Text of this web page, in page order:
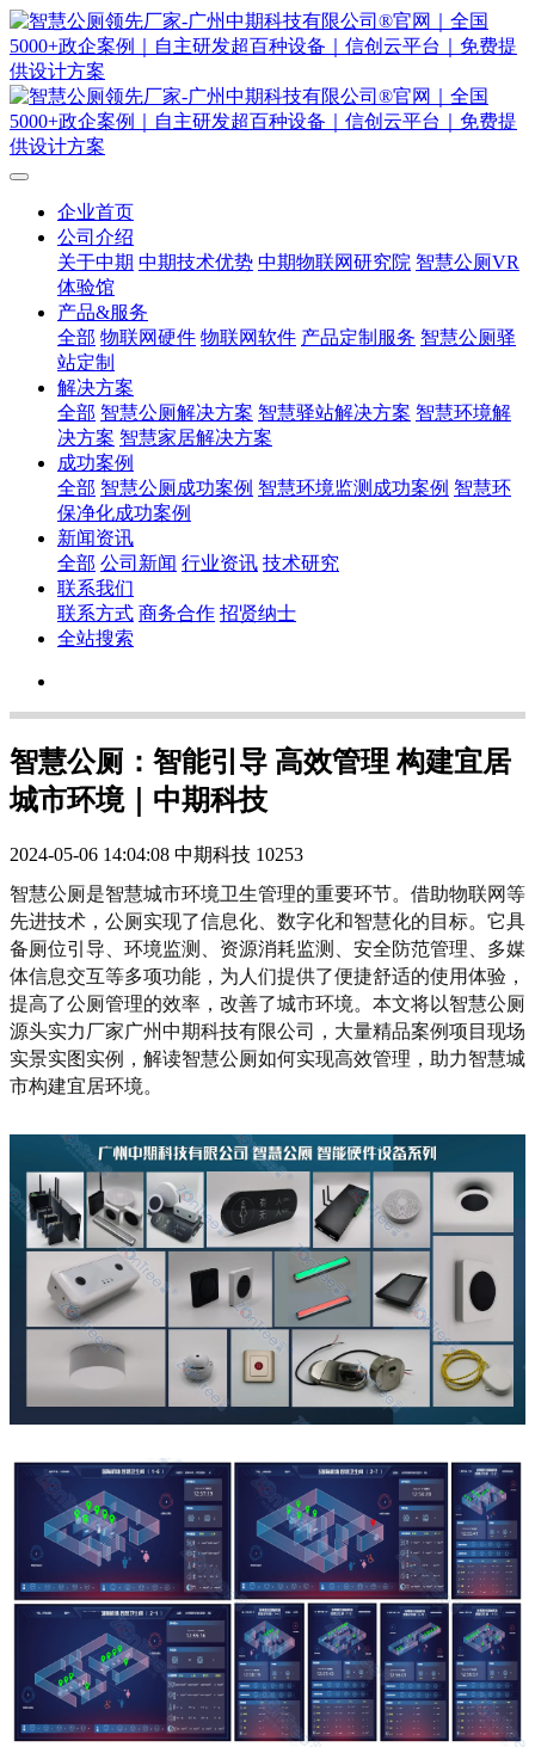
企业首页
公司介绍
关于中期 中期技术优势 中期物联网研究院 智慧公厕VR
体验馆
产品&服务
全部 物联网硬件 物联网软件 产品定制服务 智慧公厕驿
站定制
解决方案
全部 智慧公厕解决方案 智慧驿站解决方案 智慧环境解
决方案 智慧家居解决方案
成功案例
全部 智慧公厕成功案例 智慧环境监测成功案例 智慧环
保净化成功案例
新闻资讯
全部 公司新闻 行业资讯 技术研究
联系我们
联系方式 商务合作 招贤纳士
全站搜索
智慧公厕：智能引导 高效管理 构建宜居
城市环境｜中期科技
2024-05-06 14:04:08 中期科技 10253
智慧公厕是智慧城市环境卫生管理的重要环节。借助物联网等
先进技术，公厕实现了信息化、数字化和智慧化的目标。它具
备厕位引导、环境监测、资源消耗监测、安全防范管理、多媒
体信息交互等多项功能，为人们提供了便捷舒适的使用体验，
提高了公厕管理的效率，改善了城市环境。本文将以智慧公厕
源头实力厂家广州中期科技有限公司，大量精品案例项目现场
实景实图实例，解读智慧公厕如何实现高效管理，助力智慧城
市构建宜居环境。